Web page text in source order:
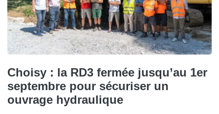
Choisy : la RD3 fermée jusqu’au 1er
septembre pour sécuriser un
ouvrage hydraulique